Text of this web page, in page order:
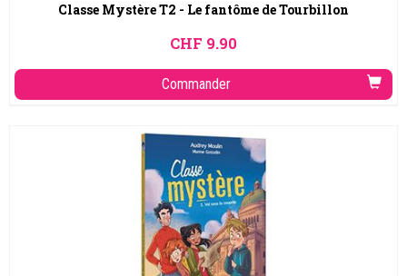
Classe Mystère T2 - Le fantôme de Tourbillon
CHF 9.90
Commander